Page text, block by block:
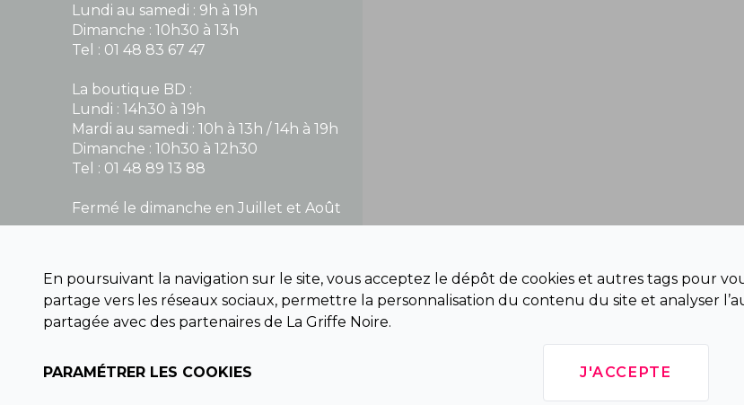
Lundi au samedi : 9h à 19h
Dimanche : 10h30 à 13h
Tel : 01 48 83 67 47
La boutique BD :
Lundi : 14h30 à 19h
Mardi au samedi : 10h à 13h / 14h à 19h
Dimanche : 10h30 à 12h30
Tel : 01 48 89 13 88
Fermé le dimanche en Juillet et Août
contact@la-griffe-noire.com
En poursuivant la navigation sur le site, vous acceptez le dépôt de cookies et autres tags pour
partage vers les réseaux sociaux, permettre la personnalisation du contenu du site et analyser
partagée avec des partenaires de La Griffe Noire.
PARAMÉTRER LES COOKIES J'ACCEPTE